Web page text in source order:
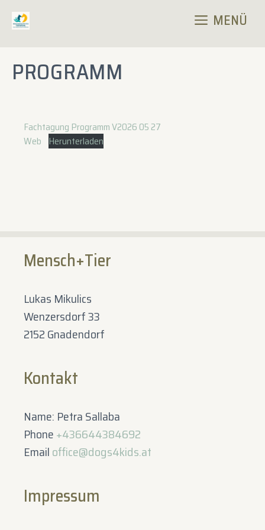
Inhalt
MENÜ
PROGRAMM
Fachtagung Programm V2026 05 27
Web Herunterladen
Mensch+Tier
Lukas Mikulics
Wenzersdorf 33
2152 Gnadendorf
Kontakt
Name: Petra Sallaba
Phone+436644384692
Emailoffice@dogs4kids.at
Impressum